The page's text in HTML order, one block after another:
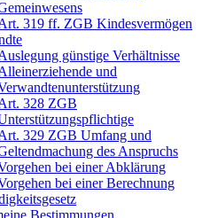
319 ff. ZGB Kindesvermögen
günstige Verhältnisse
und
328 ZGB
329 ZGB Umfang und
des Anspruchs
bei einer Abklärung
bei einer Berechnung
Bestimmungen